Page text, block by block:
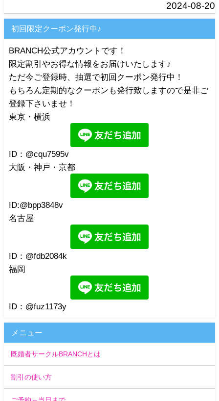
2024-08-20
初回限定クーポン発行中♪
BRANCH公式アカウントです！
限定割引やお得な情報をお届けいたします♪
ただ今ご登録時、抽選で初回クーポン発行中！
もちろん定期的なクーポンも発行致しますので是非ご
登録下さいませ！
東京・横浜
ID：@cqu7595v
大阪・神戸・京都
ID:@bpp3848v
名古屋
ID：@fdb2084k
福岡
ID：@fuz1173y
メニュー
既婚者サークルBRANCHとは
割引の使い方